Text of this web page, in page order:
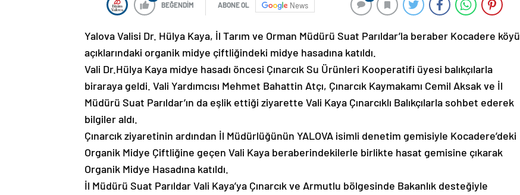
BEĞENDİM ABONE OL News
Yalova Valisi Dr. Hülya Kaya, İl Tarım ve Orman Müdürü Suat Parıldar’la beraber Kocadere köyü
açıklarındaki organik midye çiftliğindeki midye hasadına katıldı.
Vali Dr.Hülya Kaya midye hasadı öncesi Çınarcık Su Ürünleri Kooperatifi üyesi balıkçılarla
biraraya geldi. Vali Yardımcısı Mehmet Bahattin Atçı, Çınarcık Kaymakamı Cemil Aksak ve İl
Müdürü Suat Parıldar’ın da eşlik ettiği ziyarette Vali Kaya Çınarcıklı Balıkçılarla sohbet ederek
bilgiler aldı.
Çınarcık ziyaretinin ardından İl Müdürlüğünün YALOVA isimli denetim gemisiyle Kocadere’deki
Organik Midye Çiftliğine geçen Vali Kaya beraberindekilerle birlikte hasat gemisine çıkarak
Organik Midye Hasadına katıldı.
İl Müdürü Suat Parıldar Vali Kaya’ya Çınarcık ve Armutlu bölgesinde Bakanlık desteğiyle